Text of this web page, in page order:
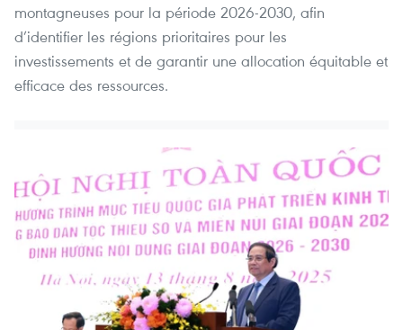
montagneuses pour la période 2026-2030, afin
d’identifier les régions prioritaires pour les
investissements et de garantir une allocation équitable et
efficace des ressources.